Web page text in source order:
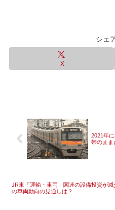
シェ
X
2021年
帯のまま
JR東「運輸・車両」関連の設備投資が減
の車両動向の見通しは？